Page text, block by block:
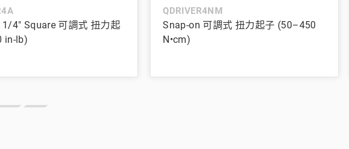
1/4" Square 可調式 扭力起
in-lb)
QDRIVER4NM
Snap-on 可調式 扭力起子 (50–450
N•cm)